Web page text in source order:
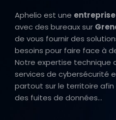
Aphelio est une
avec des bureaux sur
de vous fournir des
besoins pour faire face à
Notre expertise technique
services de cybersécurité
partout sur le territoire
des fuites de données…